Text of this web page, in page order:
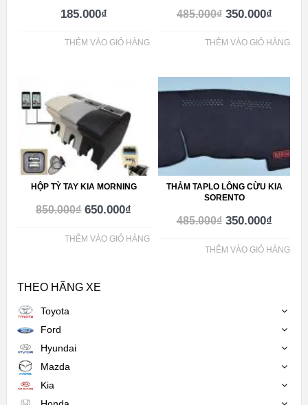
185.000₫
THÊM VÀO GIỎ HÀNG
485.000₫ 350.000₫
THÊM VÀO GIỎ HÀNG
HỘP TỲ TAY KIA MORNING
850.000₫ 650.000₫
THÊM VÀO GIỎ HÀNG
THẢM TAPLO LÔNG CỪU KIA
SORENTO
485.000₫ 350.000₫
THÊM VÀO GIỎ HÀNG
THEO HÃNG XE
Toyota
Ford
Hyundai
Mazda
Kia